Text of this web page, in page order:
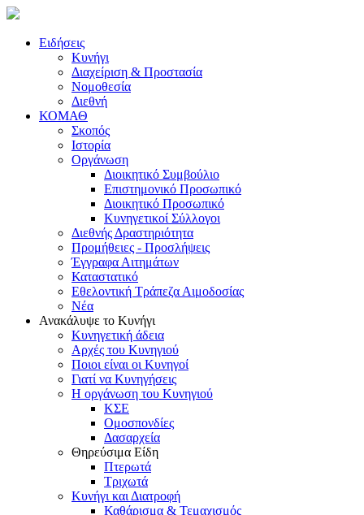
Ειδήσεις
Κυνήγι
Διαχείριση & Προστασία
Νομοθεσία
Διεθνή
ΚΟΜΑΘ
Σκοπός
Ιστορία
Οργάνωση
Διοικητικό Συμβούλιο
Επιστημονικό Προσωπικό
Διοικητικό Προσωπικό
Κυνηγετικοί Σύλλογοι
Διεθνής Δραστηριότητα
Προμήθειες - Προσλήψεις
Έγγραφα Αιτημάτων
Καταστατικό
Εθελοντική Τράπεζα Αιμοδοσίας
Νέα
Ανακάλυψε το Κυνήγι
Κυνηγετική άδεια
Αρχές του Κυνηγιού
Ποιοι είναι οι Κυνηγοί
Γιατί να Κυνηγήσεις
Η οργάνωση του Κυνηγιού
ΚΣΕ
Ομοσπονδίες
Δασαρχεία
Θηρεύσιμα Είδη
Πτερωτά
Τριχωτά
Κυνήγι και Διατροφή
Καθάρισμα & Τεμαχισμός